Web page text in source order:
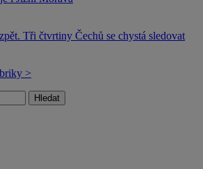
Tři čtvrtiny Čechů se chystá sledovat
>
Hledat